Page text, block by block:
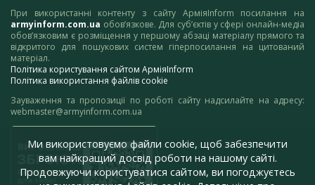
При використанні контенту з сайту АрміяInform посилання на
armyinform.com.ua обов’язкове. Для суб’єктів у сфері онлайн-медіа
обов’язковим є розміщення у першому абзаці матеріалу прямого та
відкритого для пошукових систем гіперпосилання на цитований
матеріал.
Політика користування сайтом АрміяInform
Політика використання файлів cookie
Зауваження та пропозиції по роботі сайту надсилайте на адресу:
webmaster@armyinform.com.ua
Ми використовуємо файли cookie, щоб забезпечити
вам найкращий досвід роботи на нашому сайті.
Продовжуючи користуватися сайтом, ви погоджуєтесь